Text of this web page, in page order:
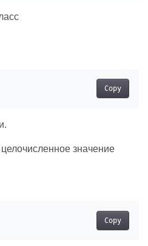
Copy
значение
Copy